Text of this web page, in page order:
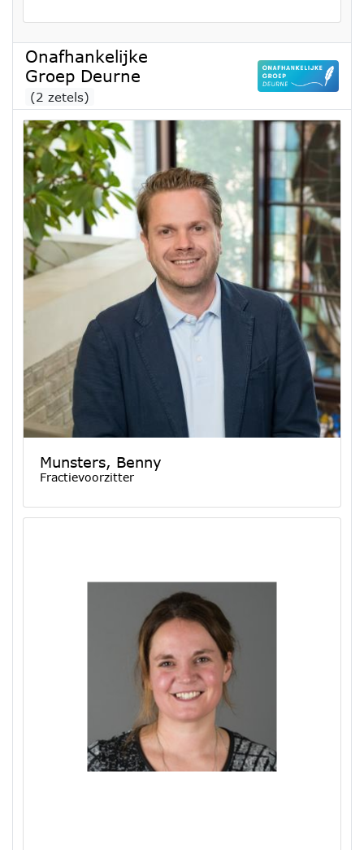
Onafhankelijke
Groep Deurne
(2 zetels)
Munsters, Benny
Fractievoorzitter